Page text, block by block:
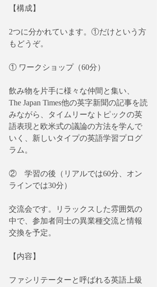
【構成】
2つに分かれています。①だけという方
もどうぞ。
① ワークショップ（60分）
飲み物を片手に様々な仲間と集い、
The Japan Times他の英字新聞の記事を読
みながら、タイムリーなトピックの英
語表現と欧米式の議論の方法を学んで
いく、新しいタイプの英語学習プログ
ラム。
②　学習の後（リアルでは60分、オン
ラインでは30分）
交流会です。リラックスした雰囲気の
中で、参加者同士の異業種交流と情報
交換を予定。
【内容】
ファシリテーターと呼ばれる英語上級